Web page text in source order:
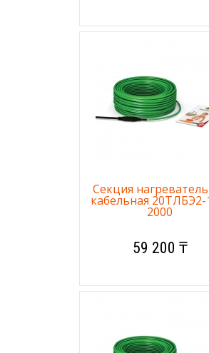
Секция
кабельная 20ТЛБЭ2-
2000
59 200 ₸